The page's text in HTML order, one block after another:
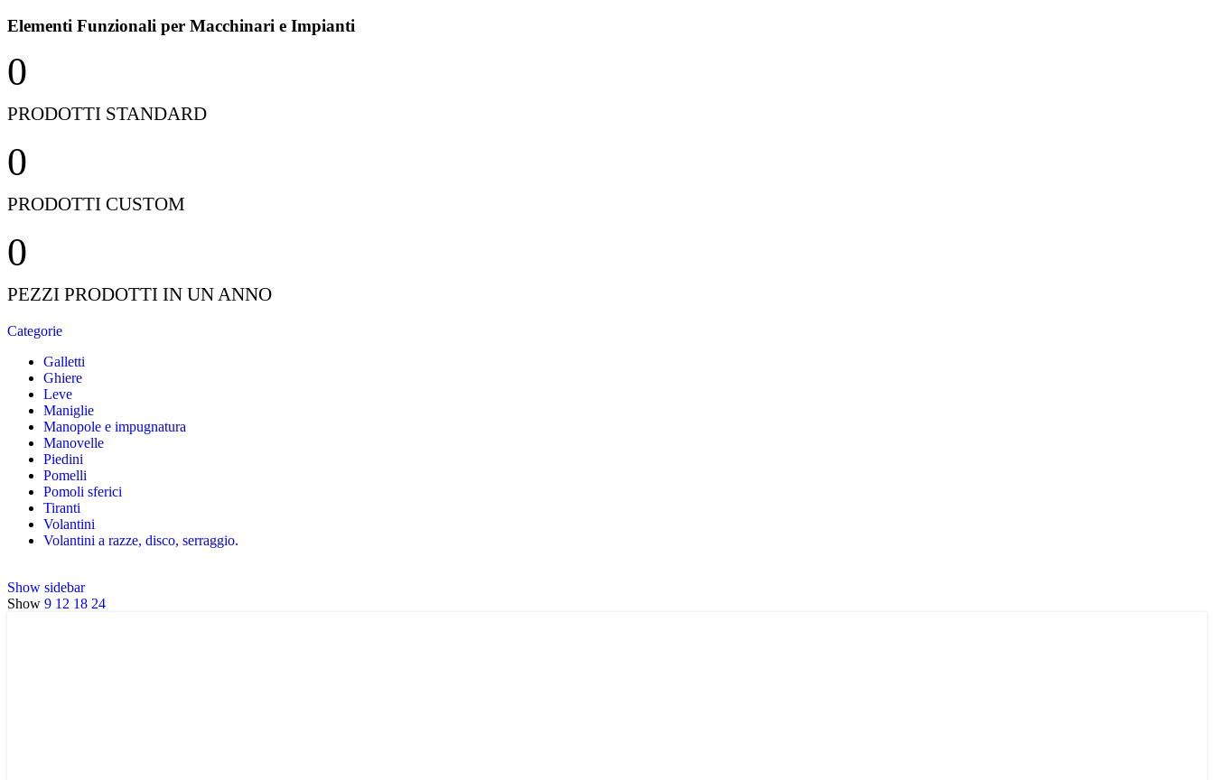
Elementi Funzionali per Macchinari e Impianti
0
PRODOTTI STANDARD
0
PRODOTTI CUSTOM
0
PEZZI PRODOTTI IN UN ANNO
Categorie
Galletti
Ghiere
Leve
Maniglie
Manopole e impugnatura
Manovelle
Piedini
Pomelli
Pomoli sferici
Tiranti
Volantini
Volantini a razze, disco, serraggio.
Show sidebar
Show 9 12 18 24